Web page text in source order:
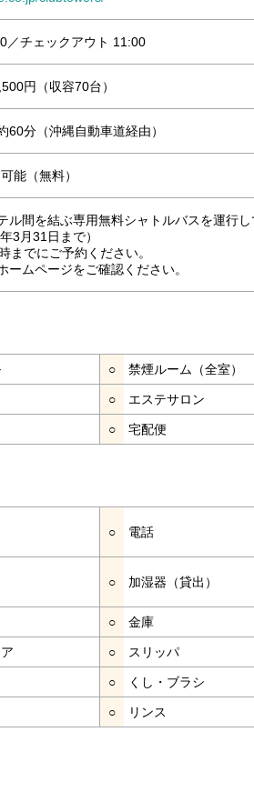
／チェックアウト 11:00
円（収容70台）
60分（沖縄自動車道経由）
能（無料）
ル間を結ぶ専用無料シャトルバスを運行し
3月31日まで）
までにご予約ください。
ームページをご確認ください。
○ 禁煙ルーム（全室）
○ エステサロン
○ 宅配便
○ 電話
○ 加湿器（貸出）
○ 金庫
○ スリッパ
○ くし・ブラシ
○ リンス